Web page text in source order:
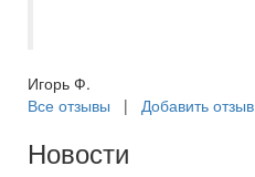
Игорь Ф.
Все отзывы | Добавить отзыв
Новости